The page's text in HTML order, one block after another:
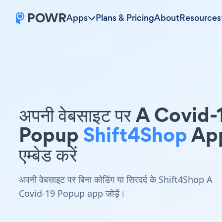
Apps Plans & PricingAboutResources
अपनी वेबसाइट पर A
PopupShift4Shop
एम्बेड करें
अपनी वेबसाइट पर बिना कोडिंग या सिरदर्द के Shift4Shop A
Covid-19 Popup app जोड़ें।